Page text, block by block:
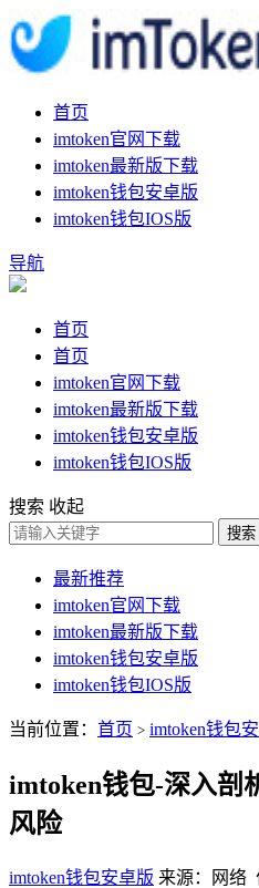
首页
imtoken官网下载
imtoken最新版下载
imtoken钱包安卓版
imtoken钱包IOS版
导航
首页
首页
imtoken官网下载
imtoken最新版下载
imtoken钱包安卓版
imtoken钱包IOS版
搜索 收起
搜索
最新推荐
imtoken官网下载
imtoken最新版下载
imtoken钱包安卓版
imtoken钱包IOS版
当前位置： 首页 > imtoken钱包
imtoken钱包-深入剖
风险
imtoken钱包安卓版 来源：网络